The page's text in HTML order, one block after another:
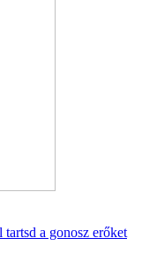
a gonosz erőket